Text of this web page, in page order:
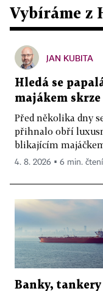
Vybíráme z
JAN KUBITA
Hledá se
majákem
Před několika dny
přihnalo obří
blikajícím
4. 8. 2026 ▪ 6 min. čtení
Banky,